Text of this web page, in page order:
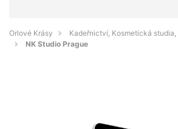
Orlové Krásy
Kadeřnictví, Kosmetická
NK Studio Prague